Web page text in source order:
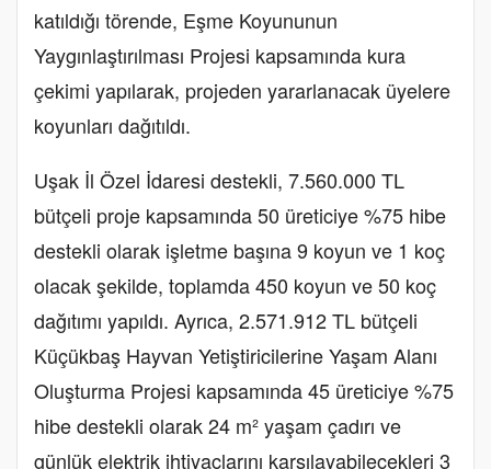
katıldığı törende, Eşme Koyununun
Yaygınlaştırılması Projesi kapsamında kura
çekimi yapılarak, projeden yararlanacak üyelere
koyunları dağıtıldı.
Uşak İl Özel İdaresi destekli, 7.560.000 TL
bütçeli proje kapsamında 50 üreticiye %75 hibe
destekli olarak işletme başına 9 koyun ve 1 koç
olacak şekilde, toplamda 450 koyun ve 50 koç
dağıtımı yapıldı. Ayrıca, 2.571.912 TL bütçeli
Küçükbaş Hayvan Yetiştiricilerine Yaşam Alanı
Oluşturma Projesi kapsamında 45 üreticiye %75
hibe destekli olarak 24 m² yaşam çadırı ve
günlük elektrik ihtiyaçlarını karşılayabilecekleri 3